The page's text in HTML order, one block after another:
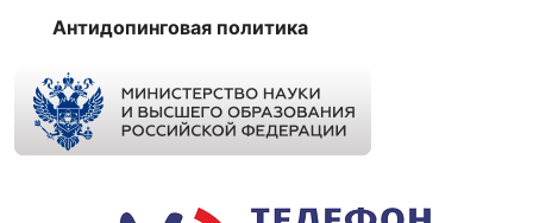
Антидопинговая политика